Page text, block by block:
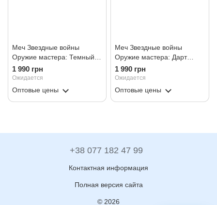
Меч Звездные войны
Оружие мастера: Темный
меч
1 990 грн
Ожидается
Оптовые цены
Меч Звездные войны
Оружие мастера: Дарт
Вейдер
1 990 грн
Ожидается
Оптовые цены
+38 077 182 47 99
Контактная информация
Полная версия сайта
© 2026